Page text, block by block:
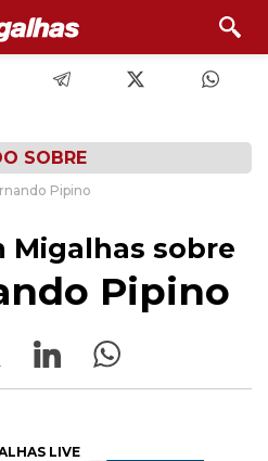
SOBRE
Pipino
Migalhas sobre
Pipino
LIVE